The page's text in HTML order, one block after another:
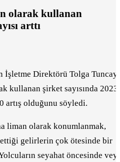
olarak kullanan
arttı
Direktörü Tolga Tuncay,
kullanan şirket sayısında
artış olduğunu söyledi.
liman olarak konumlanmak,
gelirlerin çok ötesinde bir
seyahat öncesinde